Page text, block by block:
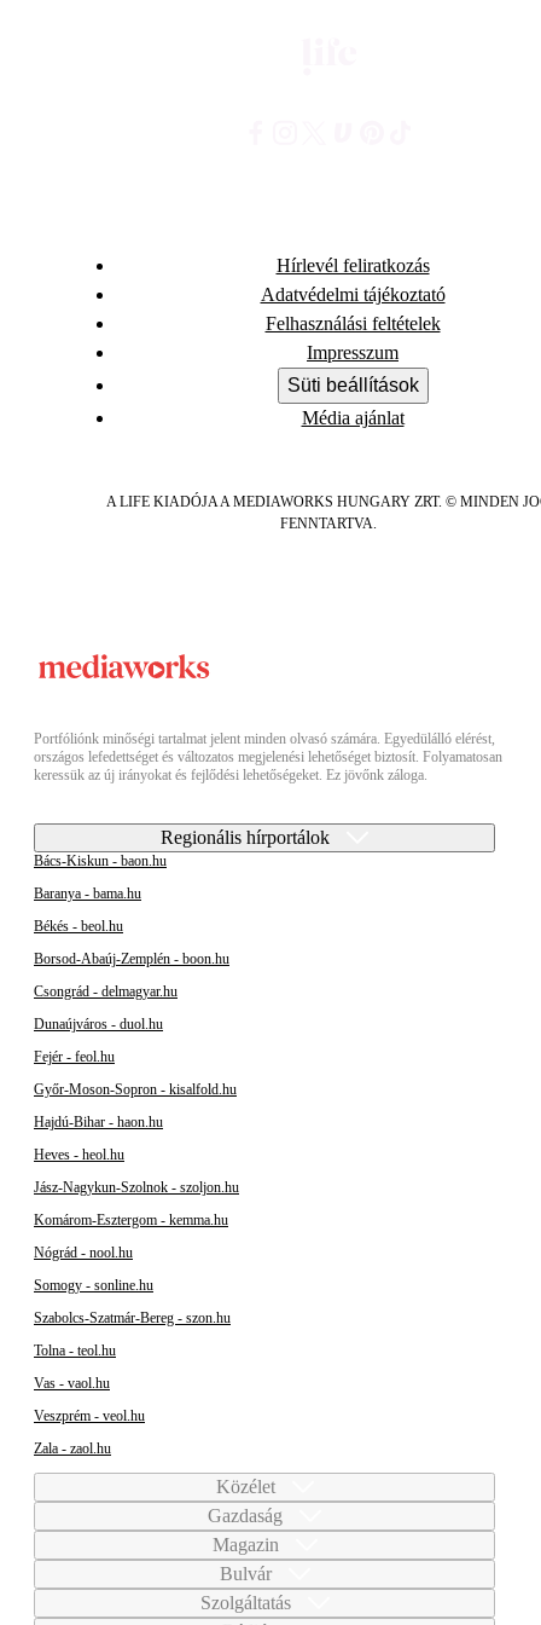
Hírlevél feliratkozás
Adatvédelmi tájékoztató
Felhasználási feltételek
Impresszum
Süti beállítások
Média ajánlat
A LIFE KIADÓJA A MEDIAWORKS HUNGARY ZRT. © MINDEN
FENNTARTVA.
Portfóliónk minőségi tartalmat jelent minden olvasó számára. Egyedülálló elérést,
országos lefedettséget és változatos megjelenési lehetőséget biztosít. Folyamatosan
keressük az új irányokat és fejlődési lehetőségeket. Ez jövőnk záloga.
Regionális hírportálok
Bács-Kiskun - baon.hu
Baranya - bama.hu
Békés - beol.hu
Borsod-Abaúj-Zemplén - boon.hu
Csongrád - delmagyar.hu
Dunaújváros - duol.hu
Fejér - feol.hu
Győr-Moson-Sopron - kisalfold.hu
Hajdú-Bihar - haon.hu
Heves - heol.hu
Jász-Nagykun-Szolnok - szoljon.hu
Komárom-Esztergom - kemma.hu
Nógrád - nool.hu
Somogy - sonline.hu
Szabolcs-Szatmár-Bereg - szon.hu
Tolna - teol.hu
Vas - vaol.hu
Veszprém - veol.hu
Zala - zaol.hu
Közélet
Gazdaság
Magazin
Bulvár
Szolgáltatás